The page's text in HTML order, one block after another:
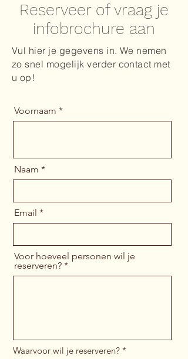
Reserveer of vraag je
infobrochure aan
Vul hier je gegevens in. We nemen
zo snel mogelijk verder contact met
u op!
Voornaam
Naam
Email
Voor hoeveel personen wil je
reserveren?
Waarvoor wil je reserveren? *